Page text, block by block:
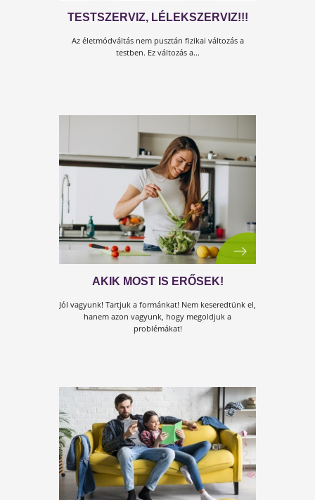
HA AZT HISZED NEM LESZ TÖBB
JÁRVÁNY, HA ENNEK VÉGE,
AKKOR HATALMASAT TÉVEDSZ!
Ügyfeleink már a következő járvány elkerülésére